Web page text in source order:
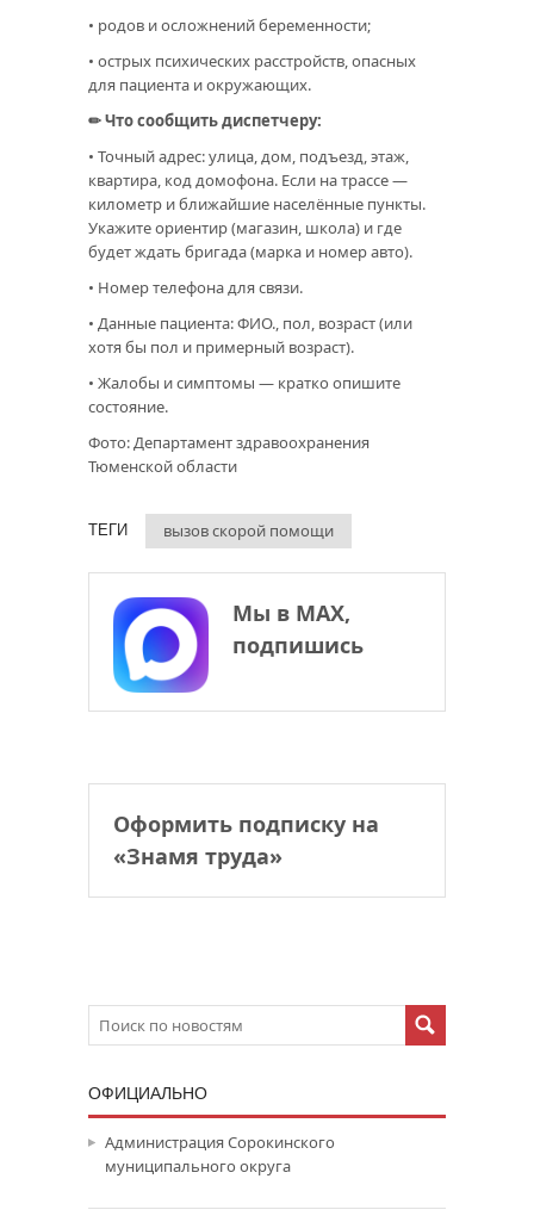
• родов и осложнений беременности;
• острых психических расстройств, опасных
для пациента и окружающих.
✏ Что сообщить диспетчеру:
• Точный адрес: улица, дом, подъезд, этаж,
квартира, код домофона. Если на трассе —
километр и ближайшие населённые пункты.
Укажите ориентир (магазин, школа) и где
будет ждать бригада (марка и номер авто).
• Номер телефона для связи.
• Данные пациента: ФИО., пол, возраст (или
хотя бы пол и примерный возраст).
• Жалобы и симптомы — кратко опишите
состояние.
Фото: Департамент здравоохранения
Тюменской области
ТЕГИ вызов скорой помощи
Мы в МАХ,
подпишись
Оформить подписку на
«Знамя труда»
ОФИЦИАЛЬНО
Администрация Сорокинского
муниципального округа